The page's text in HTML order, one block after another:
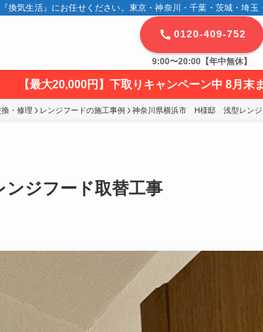
換気生活』にお任せください。東京・神奈川・千葉・茨城・埼
0120-409-752
9:00〜20:00【年中無休】
【最大20,000円】下取りキャンペーン中 8月末
・修理 レンジフードの施工事例 神奈川県横浜市　H様邸　浅型レン
ジフード取替工事